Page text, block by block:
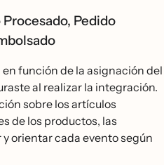
Pedido
función de la asignación del
al realizar la integración.
sobre los artículos
de los productos, las
orientar cada evento según